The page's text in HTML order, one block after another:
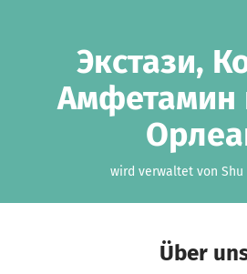
Экстази,
Амфетамин
wird verwaltet von Shu
Über